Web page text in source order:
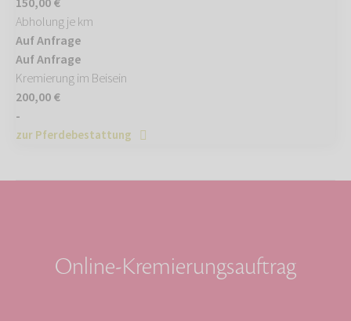
Abholung je km
Auf Anfrage
Auf Anfrage
Kremierung im Beisein
200,00 €
-
zur Pferdebestattung
Online-Kremierungsauftrag